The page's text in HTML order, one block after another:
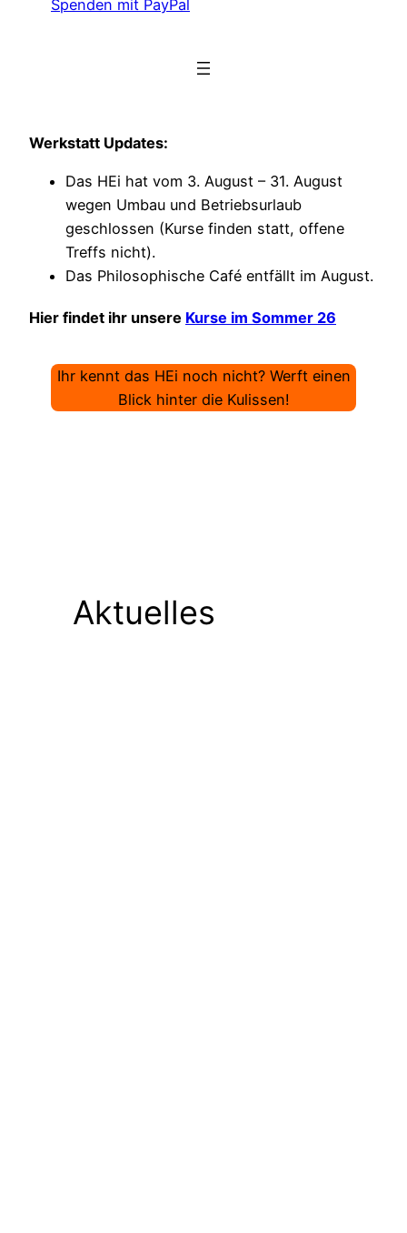
Spenden mit PayPal
Werkstatt Updates:
Das HEi hat vom 3. August – 31. August
wegen Umbau und Betriebsurlaub
geschlossen (Kurse finden statt, offene
Treffs nicht).
Das Philosophische Café entfällt im August.
Hier findet ihr unsere Kurse im Sommer 26
Ihr kennt das HEi noch nicht? Werft einen
Blick hinter die Kulissen!
Aktuelles